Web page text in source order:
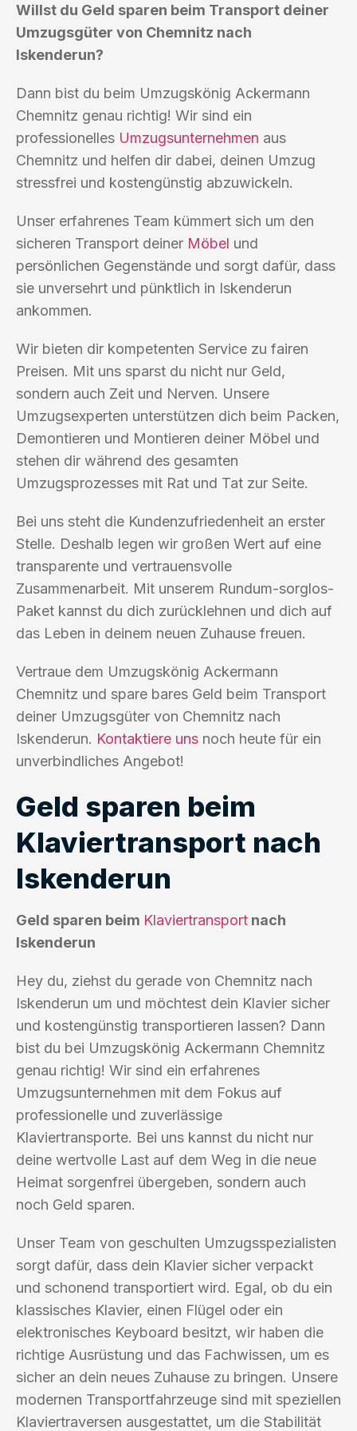
Willst du Geld sparen beim Transport deiner
Umzugsgüter von Chemnitz nach
Iskenderun?
Dann bist du beim Umzugskönig Ackermann
Chemnitz genau richtig! Wir sind ein
professionelles Umzugsunternehmen aus
Chemnitz und helfen dir dabei, deinen Umzug
stressfrei und kostengünstig abzuwickeln.
Unser erfahrenes Team kümmert sich um den
sicheren Transport deiner Möbel und
persönlichen Gegenstände und sorgt dafür, dass
sie unversehrt und pünktlich in Iskenderun
ankommen.
Wir bieten dir kompetenten Service zu fairen
Preisen. Mit uns sparst du nicht nur Geld,
sondern auch Zeit und Nerven. Unsere
Umzugsexperten unterstützen dich beim Packen,
Demontieren und Montieren deiner Möbel und
stehen dir während des gesamten
Umzugsprozesses mit Rat und Tat zur Seite.
Bei uns steht die Kundenzufriedenheit an erster
Stelle. Deshalb legen wir großen Wert auf eine
transparente und vertrauensvolle
Zusammenarbeit. Mit unserem Rundum-sorglos-
Paket kannst du dich zurücklehnen und dich auf
das Leben in deinem neuen Zuhause freuen.
Vertraue dem Umzugskönig Ackermann
Chemnitz und spare bares Geld beim Transport
deiner Umzugsgüter von Chemnitz nach
Iskenderun. Kontaktiere uns noch heute für ein
unverbindliches Angebot!
Geld sparen beim
Klaviertransport nach
Iskenderun
Geld sparen beim Klaviertransport nach
Iskenderun
Hey du, ziehst du gerade von Chemnitz nach
Iskenderun um und möchtest dein Klavier sicher
und kostengünstig transportieren lassen? Dann
bist du bei Umzugskönig Ackermann Chemnitz
genau richtig! Wir sind ein erfahrenes
Umzugsunternehmen mit dem Fokus auf
professionelle und zuverlässige
Klaviertransporte. Bei uns kannst du nicht nur
deine wertvolle Last auf dem Weg in die neue
Heimat sorgenfrei übergeben, sondern auch
noch Geld sparen.
Unser Team von geschulten Umzugsspezialisten
sorgt dafür, dass dein Klavier sicher verpackt
und schonend transportiert wird. Egal, ob du ein
klassisches Klavier, einen Flügel oder ein
elektronisches Keyboard besitzt, wir haben die
richtige Ausrüstung und das Fachwissen, um es
sicher an dein neues Zuhause zu bringen. Unsere
modernen Transportfahrzeuge sind mit speziellen
Klaviertraversen ausgestattet, um die Stabilität